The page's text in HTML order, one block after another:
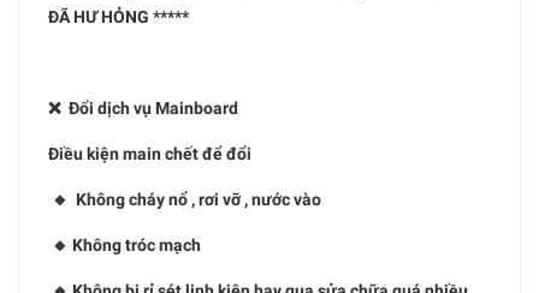
ĐÃ HƯ HỎNG *****
❌ Đổi dịch vụ Mainboard
Điều kiện main chết để đổi
🔸 Không cháy nổ , rơi vỡ , nước vào
🔸 Không tróc mạch